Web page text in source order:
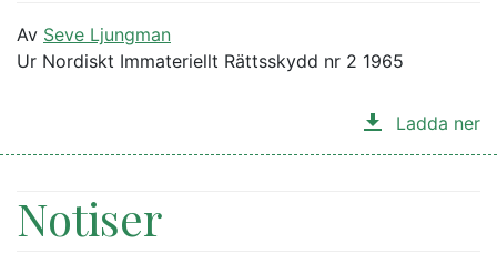
Av Seve Ljungman
Ur Nordiskt Immateriellt Rättsskydd nr 2 1965
Ladda ner
Notiser